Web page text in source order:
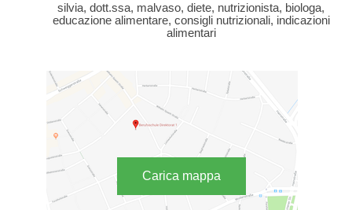
silvia, dott.ssa, malvaso, diete, nutrizionista, biologa,
educazione alimentare, consigli nutrizionali, indicazioni
alimentari
Carica mappa